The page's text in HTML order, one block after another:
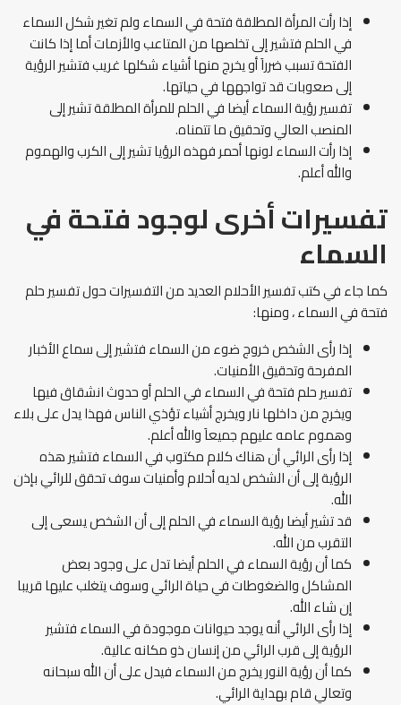
إذا رأت المرأة المطلقة فتحة في السماء ولم تغير شكل السماء
في الحلم فتشير إلى تخلصها من المتاعب والأزمات أما إذا كانت
الفتحة تسبب ضرراَ أو يخرج منها أشياء شكلها غريب فتشير الرؤية
إلى صعوبات قد تواجهها في حياتها.
تفسير رؤية السماء أيضا في الحلم للمرأة المطلقة تشير إلى
المنصب العالي وتحقيق ما تتمناه.
إذا رأت السماء لونها أحمر فهذه الرؤيا تشير إلى الكرب والهموم
والله أعلم.
تفسيرات أخرى لوجود فتحة في
السماء
كما جاء في كتب تفسير الأحلام العديد من التفسيرات حول تفسير حلم
فتحة في السماء ، ومنها:
إذا رأى الشخص خروج ضوء من السماء فتشير إلى سماع الأخبار
المفرحة وتحقيق الأمنيات.
تفسير حلم فتحة في السماء في الحلم أو حدوث انشقاق فيها
ويخرج من داخلها نار ويخرج أشياء تؤذي الناس فهذا يدل على بلاء
وهموم عامه عليهم جميعاَ والله أعلم.
إذا رأى الرائي أن هناك كلام مكتوب في السماء فتشير هذه
الرؤية إلى أن الشخص لديه أحلام وأمنيات سوف تحقق للرائي بإذن
الله.
قد تشير أيضا رؤية السماء في الحلم إلى أن الشخص يسعى إلى
التقرب من الله.
كما أن رؤية السماء في الحلم أيضا تدل على وجود بعض
المشاكل والضغوطات في حياة الرائي وسوف يتغلب عليها قريبا
إن شاء الله.
إذا رأى الرائي أنه يوجد حيوانات موجودة في السماء فتشير
الرؤية إلى قرب الرائي من إنسان ذو مكانه عالية.
كما أن رؤية النور يخرج من السماء فيدل على أن الله سبحانه
وتعالي قام بهداية الرائي.